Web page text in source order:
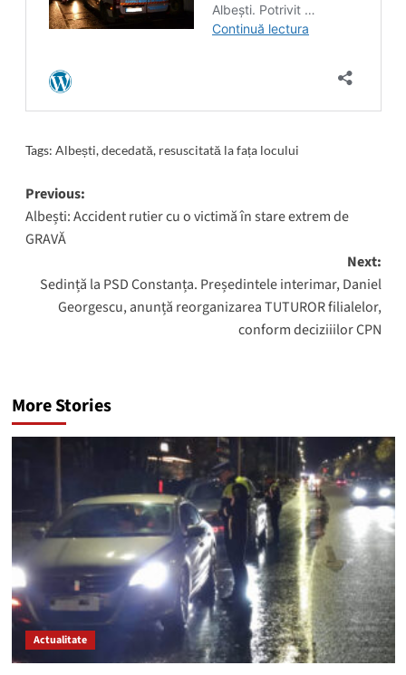
Tags: Albești,decedată, resuscitată la fața locului
Post
navigation
Previous:
Albești: Accident rutier cu o victimă în stare extrem de
GRAVĂ
Next:
Sedință la PSD Constanța. Președintele interimar, Daniel
Georgescu, anunță reorganizarea TUTUROR filialelor,
conform deciziiilor CPN
More Stories
Actualitate